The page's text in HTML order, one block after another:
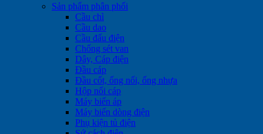
Sản phẩm phân phối
Cầu chì
Cầu dao
Cầu đấu điện
Chống sét van
Dây, Cáp điện
Đầu cáp
Đầu cốt, ống nối, ống nhựa
Hộp nối cáp
Máy biến áp
Máy biến dòng điện
Phụ kiện tủ điện